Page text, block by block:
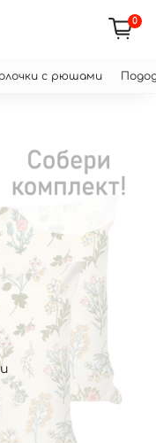
0
с рюшами